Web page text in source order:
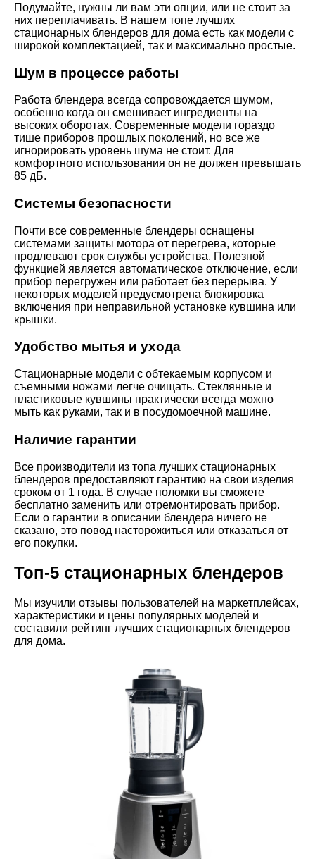
Подумайте, нужны ли вам эти опции, или не стоит за
них переплачивать. В нашем топе лучших
стационарных блендеров для дома есть как модели с
широкой комплектацией, так и максимально простые.
Шум в процессе работы
Работа блендера всегда сопровождается шумом,
особенно когда он смешивает ингредиенты на
высоких оборотах. Современные модели гораздо
тише приборов прошлых поколений, но все же
игнорировать уровень шума не стоит. Для
комфортного использования он не должен превышать
85 дБ.
Системы безопасности
Почти все современные блендеры оснащены
системами защиты мотора от перегрева, которые
продлевают срок службы устройства. Полезной
функцией является автоматическое отключение, если
прибор перегружен или работает без перерыва. У
некоторых моделей предусмотрена блокировка
включения при неправильной установке кувшина или
крышки.
Удобство мытья и ухода
Стационарные модели с обтекаемым корпусом и
съемными ножами легче очищать. Стеклянные и
пластиковые кувшины практически всегда можно
мыть как руками, так и в посудомоечной машине.
Наличие гарантии
Все производители из топа лучших стационарных
блендеров предоставляют гарантию на свои изделия
сроком от 1 года. В случае поломки вы сможете
бесплатно заменить или отремонтировать прибор.
Если о гарантии в описании блендера ничего не
сказано, это повод насторожиться или отказаться от
его покупки.
Топ-5 стационарных блендеров
Мы изучили отзывы пользователей на маркетплейсах,
характеристики и цены популярных моделей и
составили рейтинг лучших стационарных блендеров
для дома.